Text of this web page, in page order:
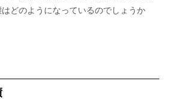
どのようになっているのでしょうか